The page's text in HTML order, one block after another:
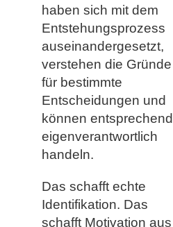
haben sich mit dem
Entstehungsprozess
auseinandergesetzt,
verstehen die Gründe
für bestimmte
Entscheidungen und
können entsprechend
eigenverantwortlich
handeln.
Das schafft echte
Identifikation. Das
schafft Motivation aus